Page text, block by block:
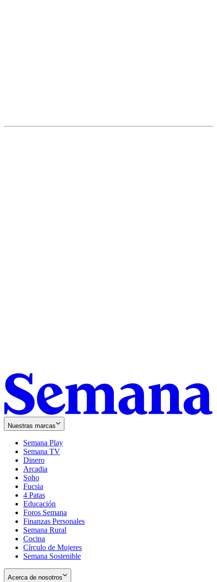
Nuestras marcas
Semana Play
Semana TV
Dinero
Arcadia
Soho
in
new
window
Fucsia
in
new
window
4 Patas
Educación
Foros Semana
Finanzas Personales
Semana Rural
Cocina
Círculo de Mujeres
Semana Sostenible
Acerca de nosotros